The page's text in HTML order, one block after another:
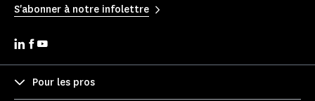
S'abonner à notre infolettre
Pour les pros